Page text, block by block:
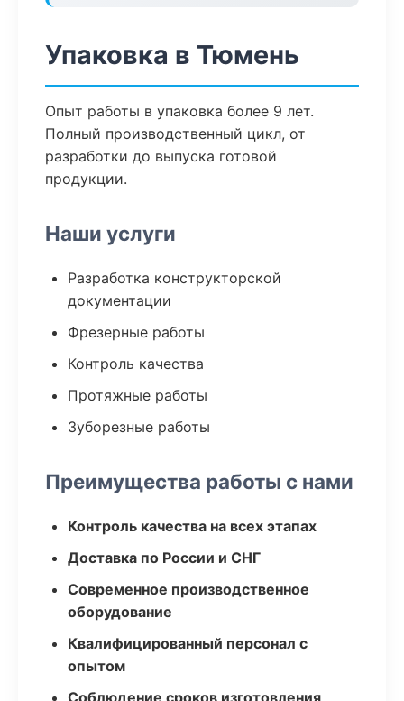
Упаковка в Тюмень
Опыт работы в упаковка более 9 лет.
Полный производственный цикл, от
разработки до выпуска готовой
продукции.
Наши услуги
Разработка конструкторской
документации
Фрезерные работы
Контроль качества
Протяжные работы
Зуборезные работы
Преимущества работы с нами
Контроль качества на всех этапах
Доставка по России и СНГ
Современное производственное
оборудование
Квалифицированный персонал с
опытом
Соблюдение сроков изготовления